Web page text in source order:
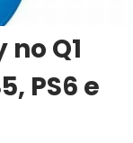
Q1
PS6 e